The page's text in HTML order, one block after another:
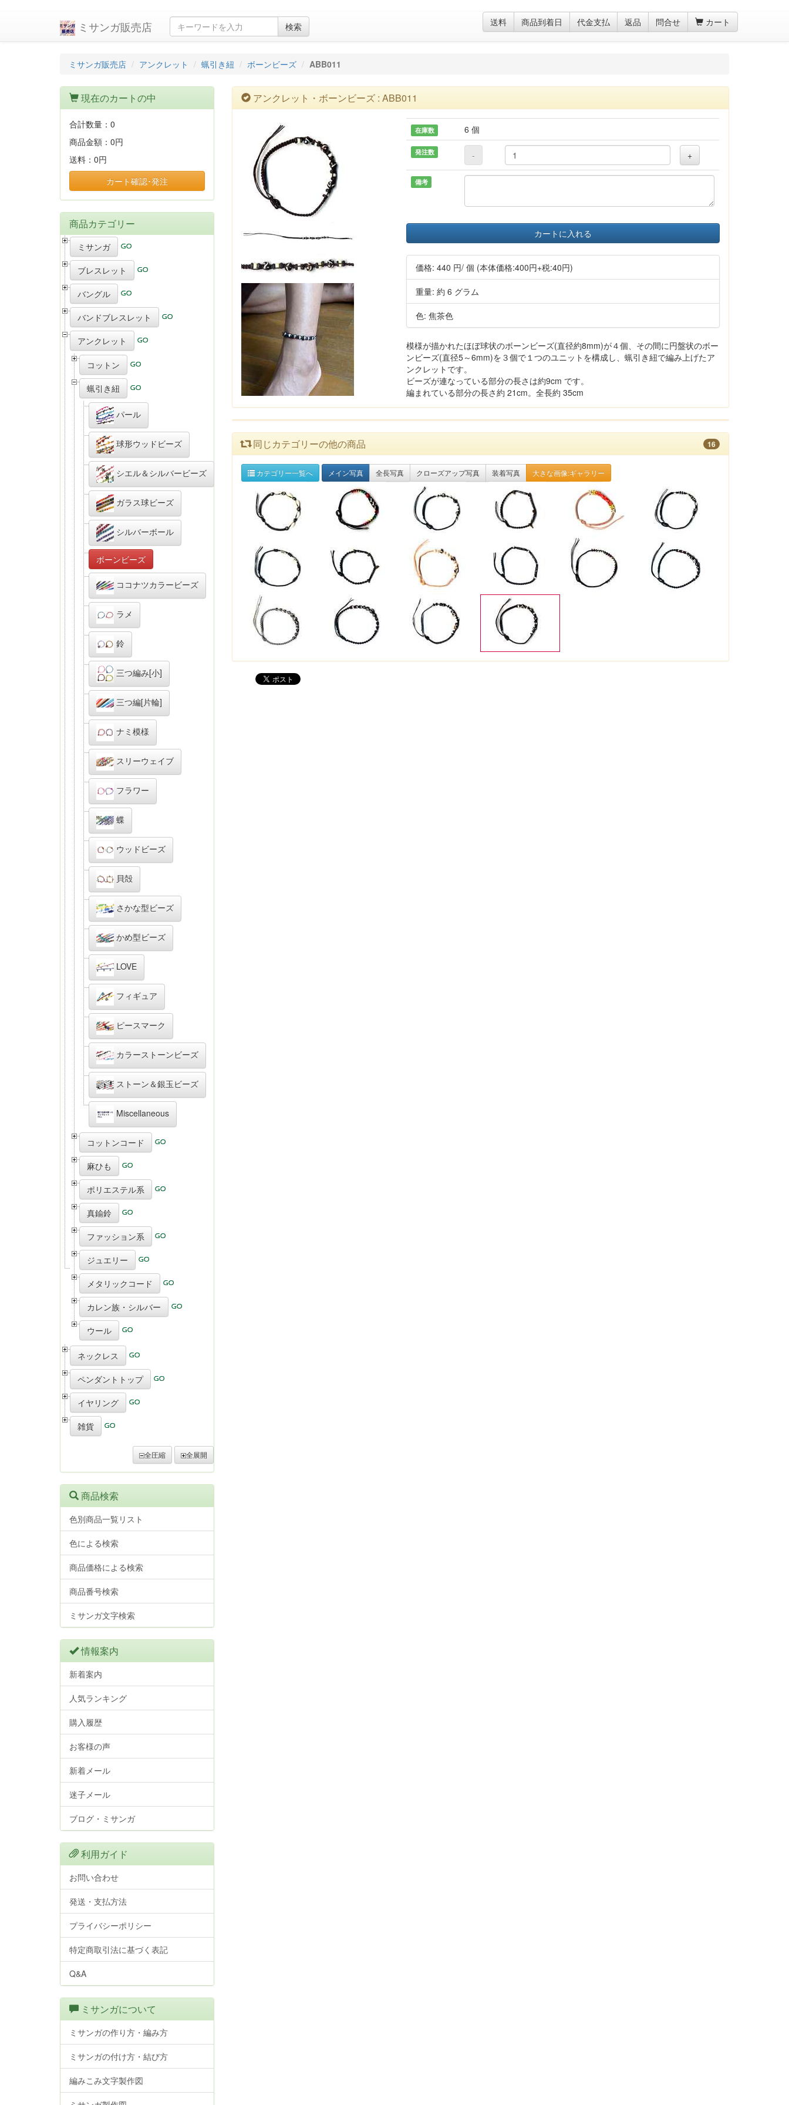
ミサンガ販売店 検索 送料 商品到着日 代金支払 返品 問合せ カート
ミサンガ販売店 アンクレット 蝋引き紐 ボーンビーズ ABB011
アンクレット・ボーンビーズ : ABB011
在庫数 6 個
発注数 - +
備考
カートに入れる
価格:440 円/ 個 (本体価格:400円+税:40円)
重量: 約 6 グラム
色: 焦茶色
模様が描かれたほぼ球状のボーンビーズ(直径約8mm)が４個、その間に円盤状のボー
ンビーズ(直径5～6mm)を３個で１つのユニットを構成し、蝋引き紐で編み上げたア
ンクレットです。
ビーズが連なっている部分の長さは約9cm です。
編まれている部分の長さ約 21cm。全長約 35cm
同じカテゴリーの他の商品 16
カテゴリー一覧へ メイン写真 全長写真 クローズアップ写真 装着写真 大きな画像:ギャラリー
現在のカートの中
合計数量： 0
商品金額： 0円
送料： 0円
カート確認･発注
商品カテゴリー
ミサンガ
ブレスレット
バングル
バンドブレスレット
アンクレット
コットン
蝋引き紐
パール
球形ウッドビーズ
シエル＆シルバービーズ
ガラス球ビーズ
シルバーボール
ボーンビーズ
ココナツカラービーズ
ラメ
鈴
三つ編み[小]
三つ編[片輪]
ナミ模様
スリーウェイブ
フラワー
蝶
ウッドビーズ
貝殻
さかな型ビーズ
かめ型ビーズ
LOVE
フィギュア
ピースマーク
カラーストーンビーズ
ストーン＆銀玉ビーズ
Miscellaneous
コットンコード
麻ひも
ポリエステル系
真鍮鈴
ファッション系
ジュエリー
メタリックコード
カレン族・シルバー
ウール
ネックレス
ペンダントトップ
イヤリング
雑貨
全圧縮 全展開
商品検索
色別商品一覧リスト
色による検索
商品価格による検索
商品番号検索
ミサンガ文字検索
情報案内
新着案内
人気ランキング
購入履歴
お客様の声
新着メール
迷子メール
ブログ・ミサンガ
利用ガイド
お問い合わせ
発送・支払方法
プライバシーポリシー
特定商取引法に基づく表記
Q&A
ミサンガについて
ミサンガの作り方・編み方
ミサンガの付け方・結び方
編みこみ文字製作図